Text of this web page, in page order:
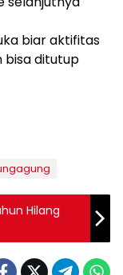
biar aktifitas
bisa ditutup
Hilang